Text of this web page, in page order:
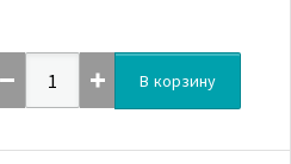
В корзину